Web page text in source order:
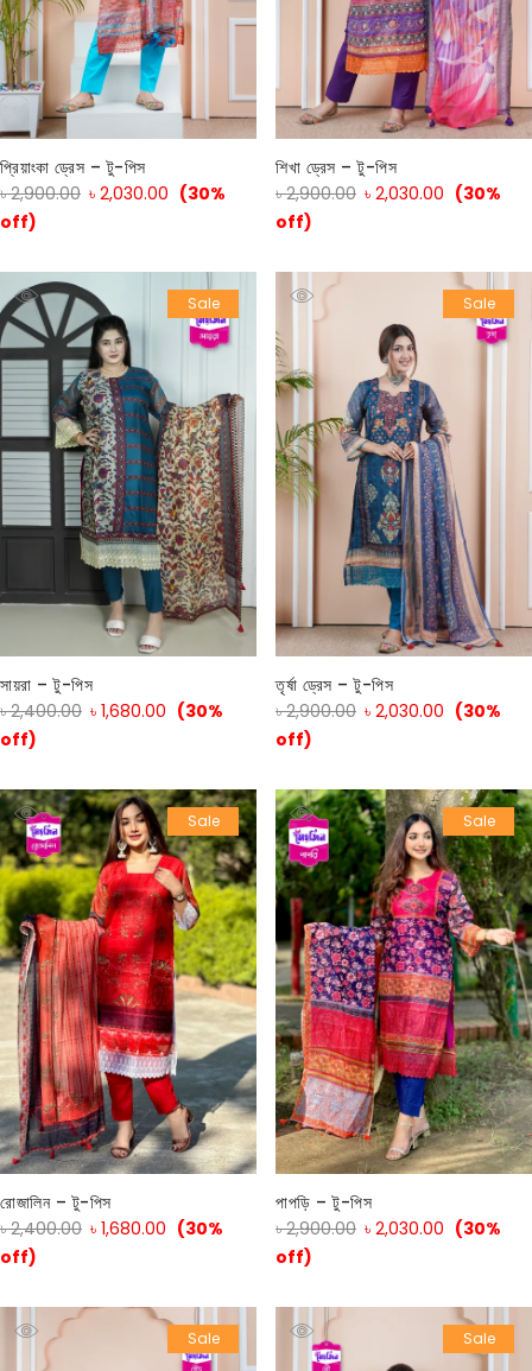
প্রিয়াংকা ড্রেস – টু-পিস
৳2,900.00 ৳ 2,030.00 (30%
off)
শিখা ড্রেস – টু-পিস
৳2,900.00 ৳ 2,030.00 (30%
off)
Sale
সায়রা – টু-পিস
৳2,400.00 ৳ 1,680.00 (30%
off)
Sale
তৃর্ষা ড্রেস – টু-পিস
৳2,900.00 ৳ 2,030.00 (30%
off)
Sale
রোজালিন – টু-পিস
৳2,400.00 ৳ 1,680.00 (30%
off)
Sale
পাপড়ি – টু-পিস
৳2,900.00 ৳ 2,030.00 (30%
off)
Sale Sale